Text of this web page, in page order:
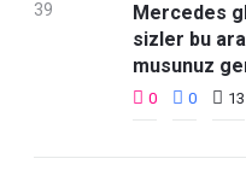
Mercedes
sizler bu
musunuz
0 0 13